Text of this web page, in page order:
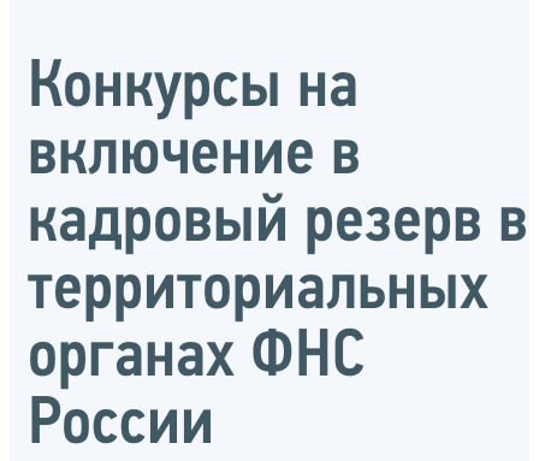
Конкурсы на
включение в
кадровый резерв в
территориальных
органах ФНС
России